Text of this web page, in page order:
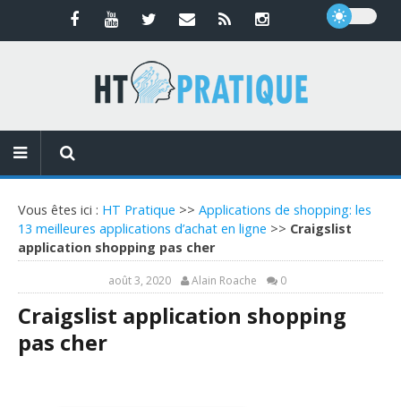
Vous êtes ici : HT Pratique >> Applications de shopping: les
13 meilleures applications d’achat en ligne >> Craigslist
application shopping pas cher
août 3, 2020 Alain Roache 0
Craigslist application shopping
pas cher